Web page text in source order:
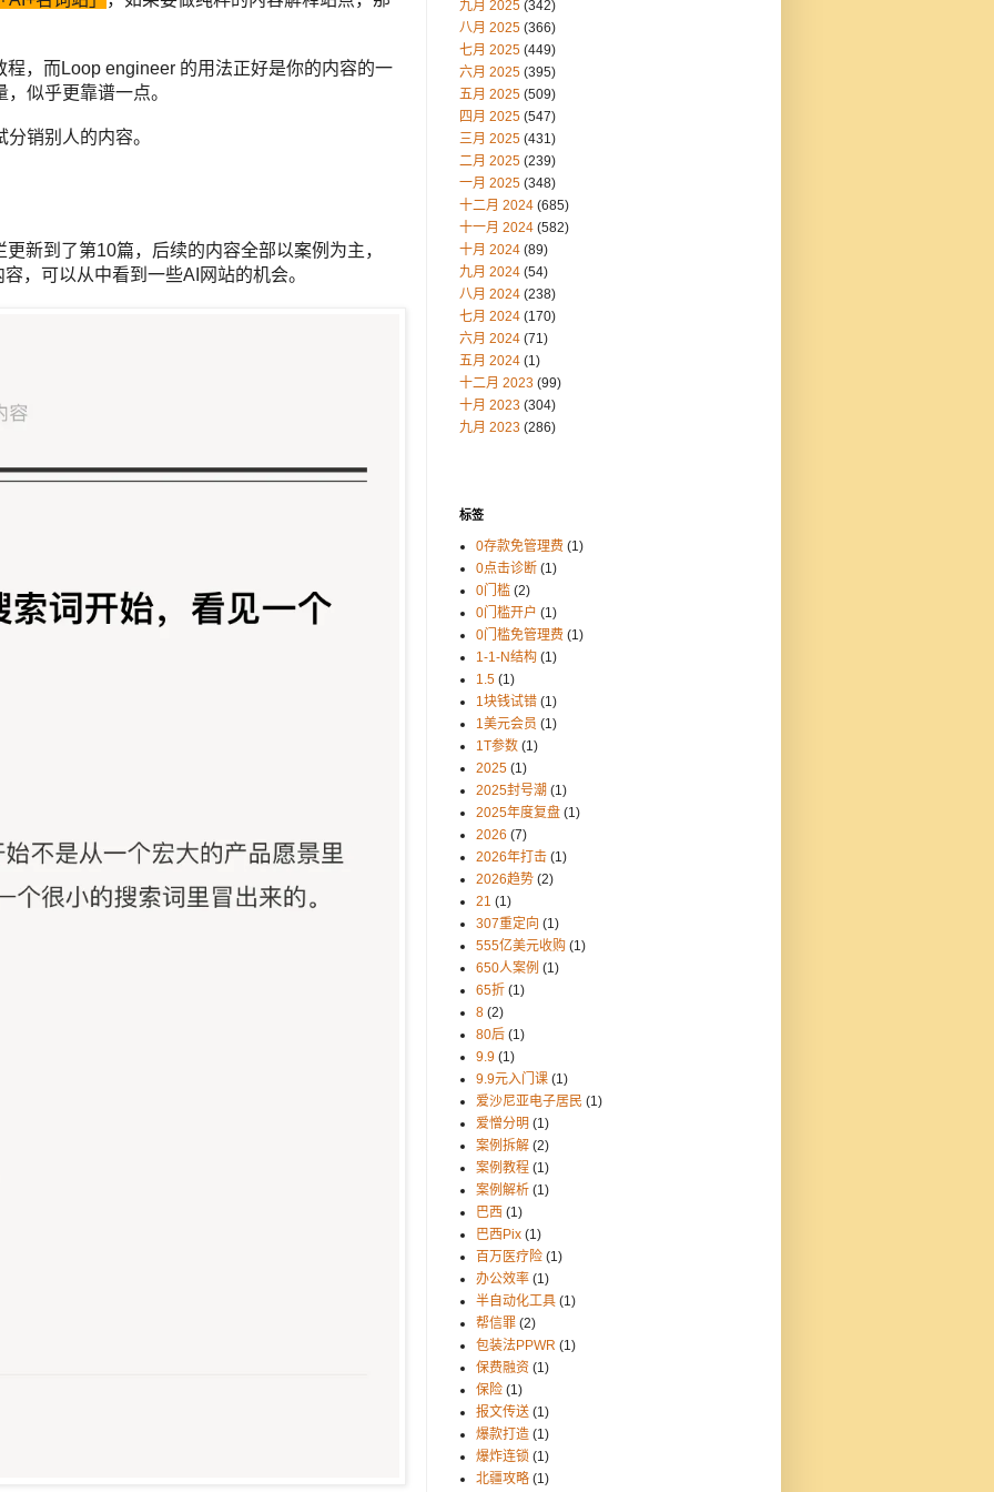
，而Loop engineer 的用法正好是你的内容的一
似乎更靠谱一点。
销别人的内容。
新到了第10篇，后续的内容全部以案例为主，
容，可以从中看到一些AI网站的机会。
九月 2025 (342)
八月 2025 (366)
七月 2025 (449)
六月 2025 (395)
五月 2025 (509)
四月 2025 (547)
三月 2025 (431)
二月 2025 (239)
一月 2025 (348)
十二月 2024 (685)
十一月 2024 (582)
十月 2024 (89)
九月 2024 (54)
八月 2024 (238)
七月 2024 (170)
六月 2024 (71)
五月 2024 (1)
十二月 2023 (99)
十月 2023 (304)
九月 2023 (286)
标签
0存款免管理费 (1)
0点击诊断 (1)
0门槛 (2)
0门槛开户 (1)
0门槛免管理费 (1)
1-1-N结构 (1)
1.5 (1)
1块钱试错 (1)
1美元会员 (1)
1T参数 (1)
2025 (1)
2025封号潮 (1)
2025年度复盘 (1)
2026 (7)
2026年打击 (1)
2026趋势 (2)
21 (1)
307重定向 (1)
555亿美元收购 (1)
650人案例 (1)
65折 (1)
8 (2)
80后 (1)
9.9 (1)
9.9元入门课 (1)
爱沙尼亚电子居民 (1)
爱憎分明 (1)
案例拆解 (2)
案例教程 (1)
案例解析 (1)
巴西 (1)
巴西Pix (1)
百万医疗险 (1)
办公效率 (1)
半自动化工具 (1)
帮信罪 (2)
包装法PPWR (1)
保费融资 (1)
保险 (1)
报文传送 (1)
爆款打造 (1)
爆炸连锁 (1)
北疆攻略 (1)